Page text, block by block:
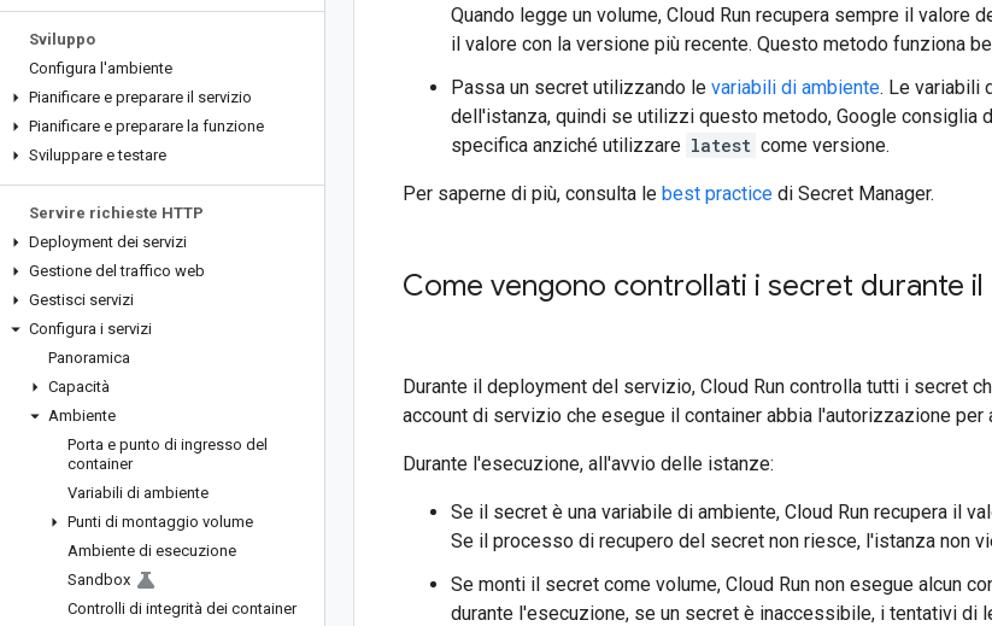
Sviluppo
Configura l'ambiente
Pianificare e preparare il servizio
Pianificare e preparare la funzione
Sviluppare e testare
Servire richieste HTTP
Deployment dei servizi
Gestione del traffico web
Gestisci servizi
Configura i servizi
Panoramica
Capacità
Ambiente
Porta e punto di ingresso del
container
Variabili di ambiente
Punti di montaggio volume
Ambiente di esecuzione
Sandbox
Controlli di integrità dei container
Quando legge un volume, Cloud Run recupera sempre il valore
il valore con la versione più recente. Questo metodo funziona
Passa un secret utilizzando le variabili di ambiente. Le variabili
dell'istanza, quindi se utilizzi questo metodo, Google consiglia
specifica anziché utilizzare latest come versione.
Per saperne di più, consulta le best practice di Secret Manager.
Come vengono controllati i secret durante
Durante il deployment del servizio, Cloud Run controlla tutti i secret
account di servizio che esegue il container abbia l'autorizzazione per
Durante l'esecuzione, all'avvio delle istanze:
Se il secret è una variabile di ambiente, Cloud Run recupera il
Se il processo di recupero del secret non riesce, l'istanza non
Se monti il secret come volume, Cloud Run non esegue alcun
durante l'esecuzione, se un secret è inaccessibile, i tentativi di